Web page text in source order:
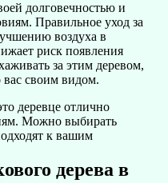
долговечностью и
Правильное уход за
воздуха в
риск появления
за этим деревом,
своим видом.
деревце отлично
Можно выбирать
к вашим
дерева в